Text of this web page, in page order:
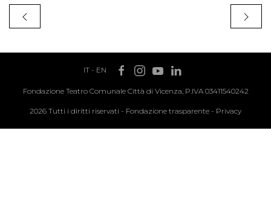
IT- EN
Fondazione Teatro Comunale Città di Vicenza, P.IVA 03411540242
2026 Tutti i diritti riservati - Fondazione trasparente - Privacy